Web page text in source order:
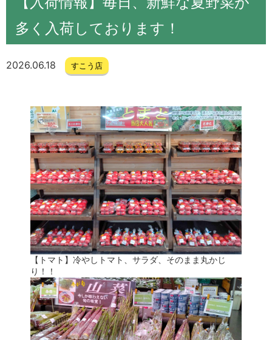
多く入荷しております！
2026.06.18 すこう店
【トマト】冷やしトマト、サラダ、そのまま丸かじ
り！！